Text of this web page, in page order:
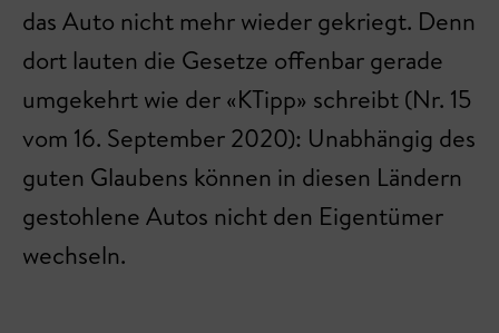
das Auto nicht mehr wieder gekriegt. Denn
dort lauten die Gesetze offenbar gerade
umgekehrt wie der «KTipp» schreibt (Nr. 15
vom 16. September 2020): Unabhängig des
guten Glaubens können in diesen Ländern
gestohlene Autos nicht den Eigentümer
wechseln.